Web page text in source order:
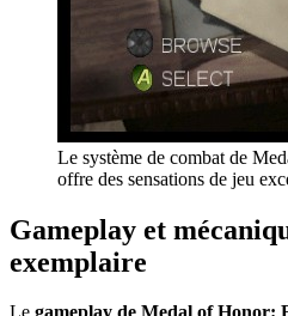
Le système de combat de
offre des sensations de jeu
Gameplay et
exemplaire